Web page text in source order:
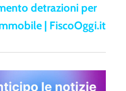
detrazioni per
| FiscoOggi.it